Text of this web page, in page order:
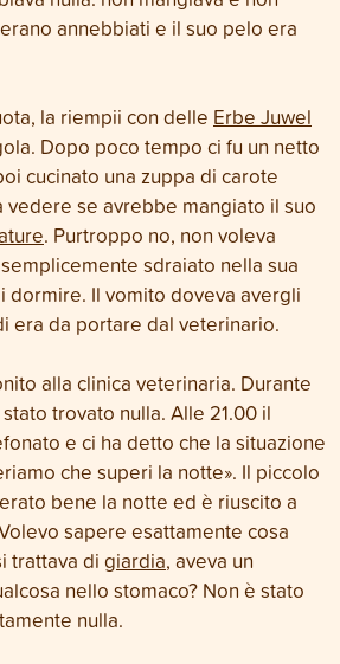
annebbiati e il suo pelo era
la riempii con delle Erbe Juwel
Dopo poco tempo ci fu un netto
cucinato una zuppa di carote
vedere se avrebbe mangiato il suo
. Purtroppo no, non voleva
sdraiato nella sua
dormire. Il vomito doveva avergli
era da portare dal veterinario.
alla clinica veterinaria. Durante
trovato nulla. Alle 21.00 il
e ci ha detto che la situazione
che superi la notte». Il piccolo
bene la notte ed è riuscito a
sapere esattamente cosa
trattava di giardia, aveva un
nello stomaco? Non è stato
nulla.